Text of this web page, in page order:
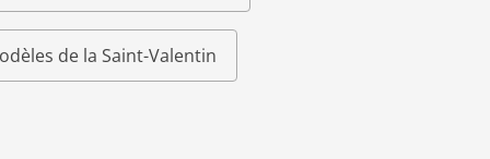
de la Saint-Valentin